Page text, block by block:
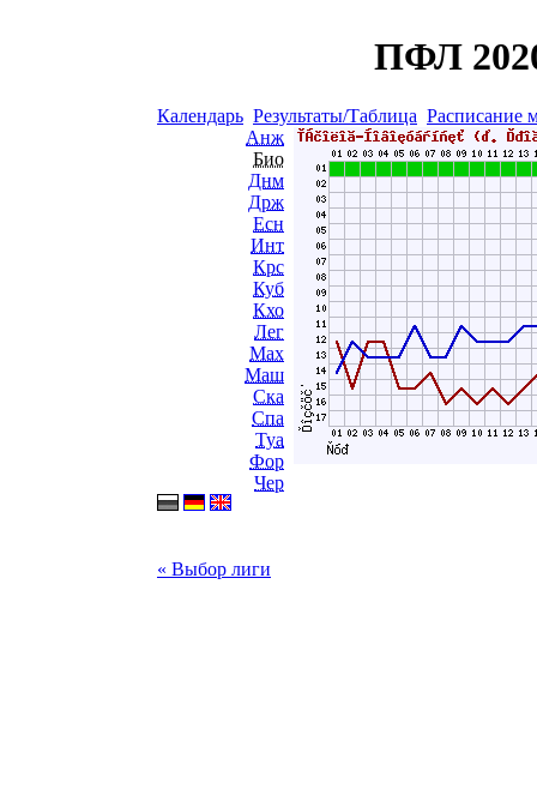
ПФЛ
Календарь Результаты/Таблица Расписание
Анж
Био
Днм
Држ
Есн
Инт
Крс
Куб
Кхо
Лег
Мах
Маш
Ска
Спа
Туа
Фор
Чер
« Выбор лиги